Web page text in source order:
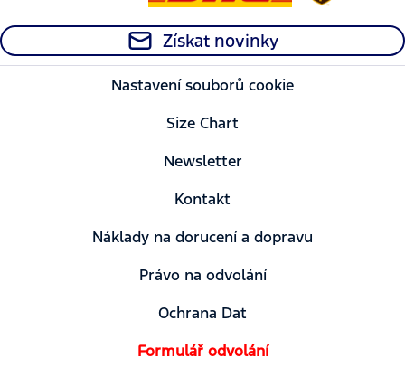
Získat novinky
Nastavení souborů cookie
Size Chart
Newsletter
Kontakt
Náklady na dorucení a dopravu
Právo na odvolání
Ochrana Dat
Formulář odvolání